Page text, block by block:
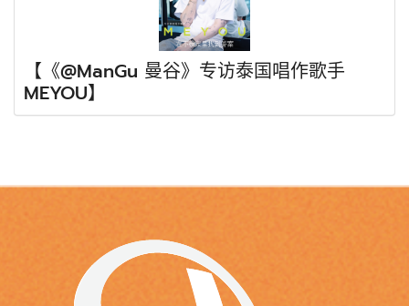
【《@ManGu 曼谷》专访泰国唱作歌手
MEYOU】